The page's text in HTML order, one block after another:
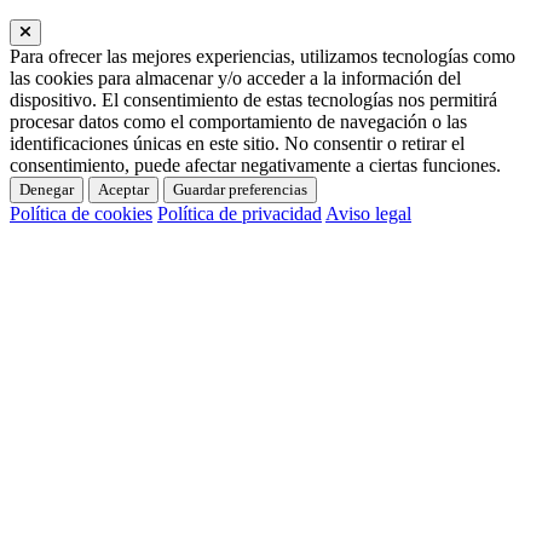
Para ofrecer las mejores experiencias, utilizamos tecnologías como
las cookies para almacenar y/o acceder a la información del
dispositivo. El consentimiento de estas tecnologías nos permitirá
procesar datos como el comportamiento de navegación o las
identificaciones únicas en este sitio. No consentir o retirar el
consentimiento, puede afectar negativamente a ciertas funciones.
Denegar Aceptar Guardar preferencias
Política de cookies Política de privacidad Aviso legal